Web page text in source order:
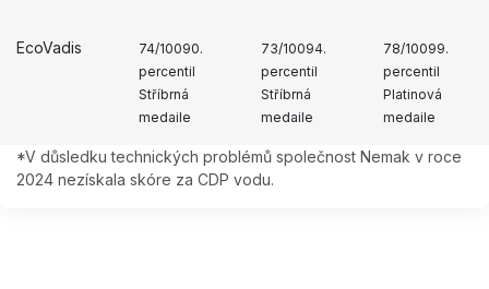
EcoVadis
74/10090.
percentil
Stříbrná
medaile
73/10094.
percentil
Stříbrná
medaile
78/10099.
percentil
Platinová
medaile
*V důsledku technických problémů společnost Nemak v roce
2024 nezískala skóre za CDP vodu.